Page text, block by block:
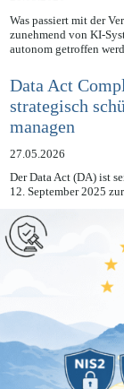
28.05.2026
Was passiert mit der
zunehmend von KI-
Data Act
strategisch
managen
27.05.2026
Der Data Act (DA) ist
12. September 2025